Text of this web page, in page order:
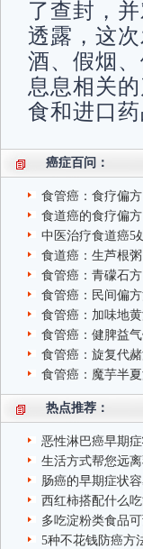
了查封，
透露，这
酒、假烟
息息相关
食和进口
癌症百问：
食管癌：食疗偏方
食道癌的食疗偏方
中医治疗食道癌5
食道癌：生芦根粥
食管癌：青礞石方
食管癌：民间偏
食管癌：加味地黄
食管癌：健脾益气
食管癌：旋复代赭
食管癌：魔芋半夏
热点推荐：
恶性淋巴癌早期
生活方式帮您远
肠癌的早期症状
西红柿搭配什么
多吃淀粉类食品
5种不花钱防癌方